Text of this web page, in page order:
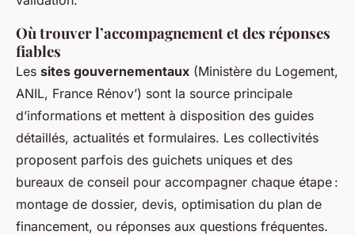
Où trouver l’accompagnement et des réponses
fiables
Les sites gouvernementaux (Ministère du Logement,
ANIL, France Rénov’) sont la source principale
d’informations et mettent à disposition des guides
détaillés, actualités et formulaires. Les collectivités
proposent parfois des guichets uniques et des
bureaux de conseil pour accompagner chaque étape :
montage de dossier, devis, optimisation du plan de
financement, ou réponses aux questions fréquentes.